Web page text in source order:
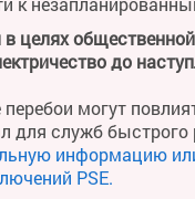
целях
до
могут
для служб быстрого
информацию
PSE.